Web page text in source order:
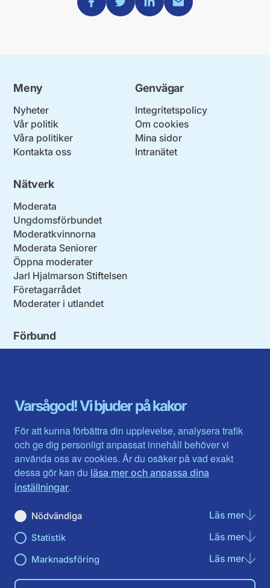
Varsågod! Vi bjuder på kakor
För att kunna förbättra din upplevelse, analysera trafik
och ge dig personligt anpassat innehåll behöver vi
använda oss av cookies. Är du osäker på vad exakt
dessa gör kan du läsa mer och anpassa dina
inställningar.
Nödvändiga Läs merom
Statistik Läs merom
Marknadsföring Läs merom
Meny
Nyheter
Vår politik
Våra politiker
Kontakta oss
Genvägar
Integritetspolicy
Om cookies
Mina sidor
Intranätet
Nätverk
Moderata
Ungdomsförbundet
Moderatkvinnorna
Moderata Seniorer
Öppna moderater
Jarl Hjalmarson Stiftelsen
Företagarrådet
Moderater i utlandet
Förbund
Gävleborg
Halland
Jämtlands län
Jönköpings län
Kalmar län
Kronobergs län
Norrbotten
Skåne län
Värmlands län
Västerbotten
Västra Götaland
Västernorrland
Västmanland
Örebro län
Östergötland
Du hittar oss här på sociala medier
Facebook
Instagram